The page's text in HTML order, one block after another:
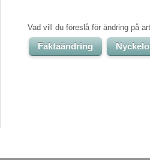
Vad vill du föreslå för ändring på
Faktaändring